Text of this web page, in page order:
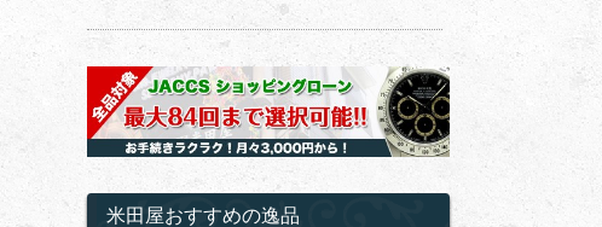
米田屋おすすめの逸品